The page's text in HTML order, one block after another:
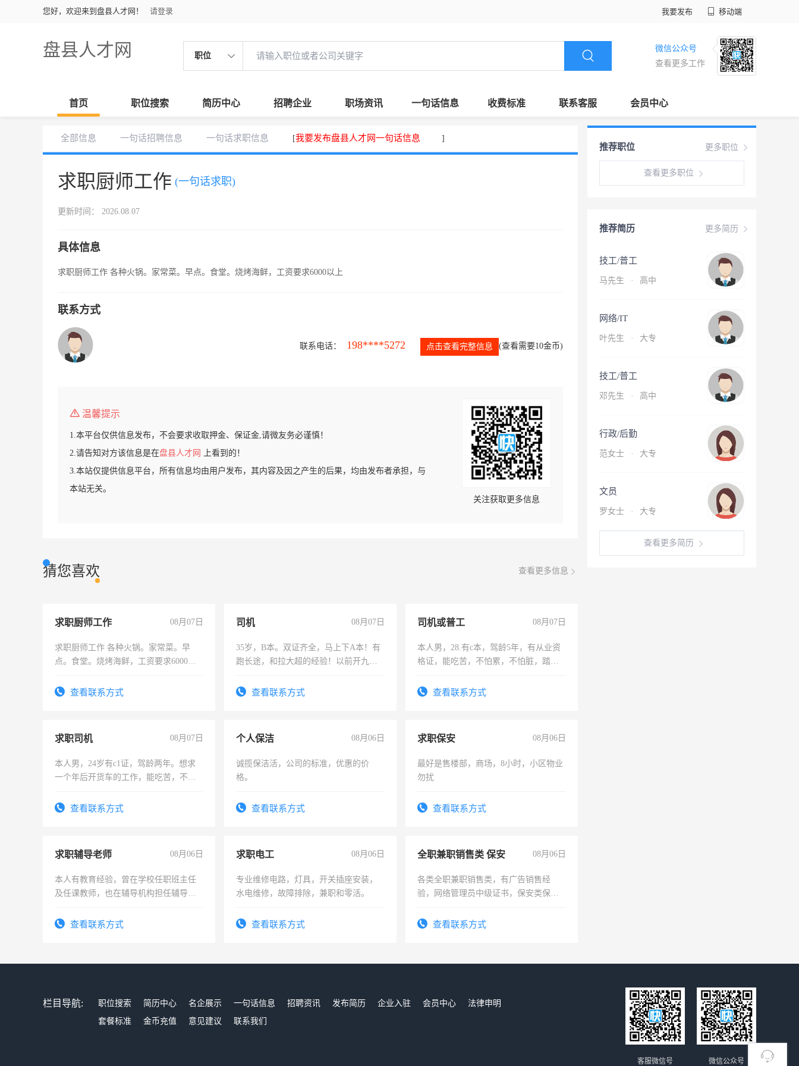
您好，欢迎来到盘县人才网！ 请登录 我要发布 移动端
盘县人才网 职位
微信公众号
查看更多工作
首页 职位搜索 简历中心 招聘企业 职场资讯 一句话信息 收费标准 联系客服 会员中心
全部信息 一句话招聘信息 一句话求职信息 [我要发布盘县人才网一句话信息 ]
求职厨师工作 (一句话求职)
更新时间： 2026.08.07
具体信息
求职厨师工作 各种火锅。家常菜。早点。食堂。烧烤海鲜，工资要求6000以上
联系方式
联系电话： 198****5272 点击查看完整信息 (查看需要10金币)
温馨提示
1.本平台仅供信息发布，不会要求收取押金、保证金,请微友务必谨慎！
2.请告知对方该信息是在盘县人才网
上看到的！
3.本站仅提供信息平台，所有信息均由用户发布，其内容及因之产生的后果，均由发布者承担，与
本站无关。
关注获取更多信息
猜您喜欢 查看更多信息
求职厨师工作 08月07日
求职厨师工作 各种火锅。家常菜。早
点。食堂。烧烤海鲜，工资要求6000以
查看联系方式
司机 08月07日
35岁，B本。双证齐全，马上下A本！有
跑长途，和拉大超的经验！以前开九米
查看联系方式
司机或普工 08月07日
本人男，28.有c本，驾龄5年，有从业资
格证，能吃苦，不怕累，不怕脏，踏
查看联系方式
求职司机 08月07日
本人男，24岁有c1证，驾龄两年。想求
一个年后开货车的工作，能吃苦，不怕
查看联系方式
个人保洁 08月06日
诚揽保洁活，公司的标准，优惠的价
格。
查看联系方式
求职保安 08月06日
最好是售楼部，商场，8小时，小区物业
勿扰
查看联系方式
求职辅导老师 08月06日
本人有教育经验，曾在学校任职班主任
及任课教师，也在辅导机构担任辅导教
查看联系方式
求职电工 08月06日
专业维修电路，灯具，开关插座安装，
水电维修，故障排除，兼职和零活。
查看联系方式
全职兼职销售类 保安 08月06日
各类全职兼职销售类，有广告销售经
验，网络管理员中级证书，保安类保安
有高低压电工证和十几年工作经验
查看联系方式
更多职位
推荐职位
查看更多职位
更多简历
推荐简历
技工/普工
马先生 · 高中
网络/IT
叶先生 · 大专
技工/普工
邓先生 · 高中
行政/后勤
范女士 · 大专
文员
罗女士 · 大专
查看更多简历
栏目导航: 职位搜索 简历中心 名企展示 一句话信息 招聘资讯 发布简历 企业入驻 会员中心
法律申明
套餐标准
金币充值 意见建议 联系我们
微信公众号
客服微信号